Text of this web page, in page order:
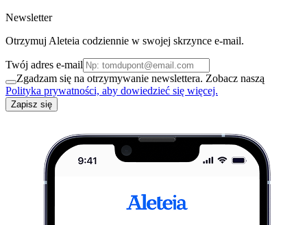
Newsletter
Otrzymuj Aleteia codziennie w swojej skrzynce e-mail.
Twój adres e-mail
Zgadzam się na otrzymywanie newslettera. Zobacz naszą
Polityka prywatności, aby dowiedzieć się więcej.
Zapisz się